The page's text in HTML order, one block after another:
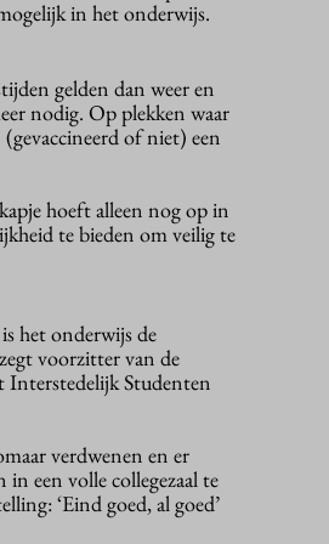
in het onderwijs.
gelden dan weer en
nodig. Op plekken waar
of niet) een
hoeft alleen nog op in
te bieden om veilig te
het onderwijs de
voorzitter van de
Interstedelijk Studenten
verdwenen en er
een volle collegezaal te
‘Eind goed, al goed’